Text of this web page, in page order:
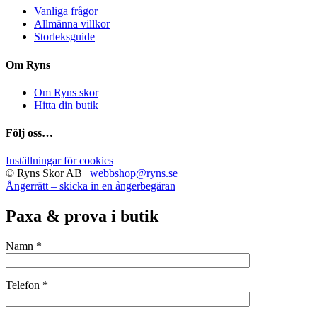
Vanliga frågor
Allmänna villkor
Storleksguide
Om Ryns
Om Ryns skor
Hitta din butik
Följ oss…
Inställningar för cookies
© Ryns Skor AB | webbshop@ryns.se
Ångerrätt – skicka in en ångerbegäran
Paxa & prova i butik
Namn *
Telefon *